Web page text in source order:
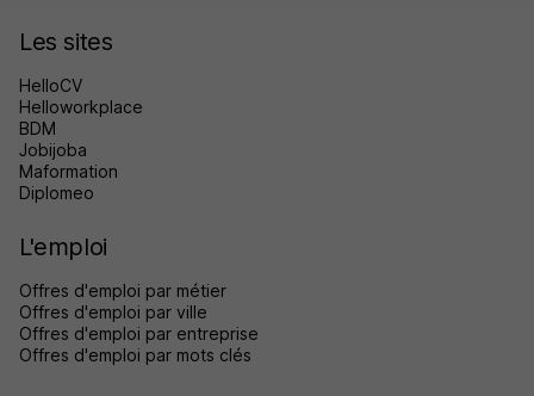
Les sites
HelloCV
Helloworkplace
BDM
Jobijoba
Maformation
Diplomeo
L'emploi
Offres d'emploi par métier
Offres d'emploi par ville
Offres d'emploi par entreprise
Offres d'emploi par mots clés